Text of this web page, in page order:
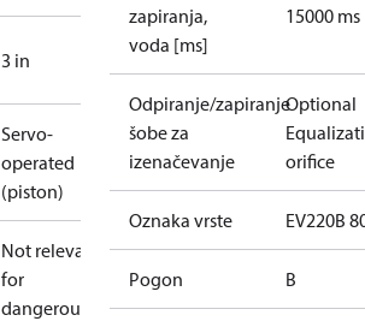
3 in
Servo-
operated
(piston)
Not relevant
for
dangerous
zapiranja,
voda [ms]
15000 ms
Odpiranje/zapiranje
šobe za
izenačevanje
Optional
orifice
Oznaka vrste EV220B
Pogon B